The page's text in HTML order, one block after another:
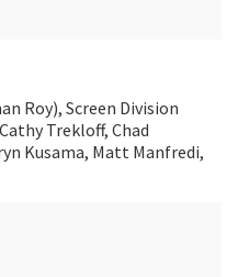
Roy), Screen Division
Trekloff, Chad
Kusama, Matt Manfredi,